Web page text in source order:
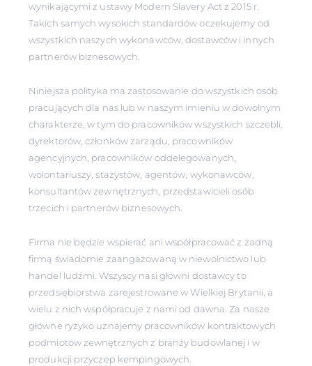
wynikającymi z ustawy Modern Slavery Act z 2015 r.
Takich samych wysokich standardów oczekujemy od
wszystkich naszych wykonawców, dostawców i innych
partnerów biznesowych.
Niniejsza polityka ma zastosowanie do wszystkich osób
pracujących dla nas lub w naszym imieniu w dowolnym
charakterze, w tym do pracowników wszystkich szczebli,
dyrektorów, członków zarządu, pracowników
agencyjnych, pracowników oddelegowanych,
wolontariuszy, stażystów, agentów, wykonawców,
konsultantów zewnętrznych, przedstawicieli osób
trzecich i partnerów biznesowych.
Firma nie będzie wspierać ani współpracować z żadną
firmą świadomie zaangażowaną w niewolnictwo lub
handel ludźmi. Wszyscy nasi główni dostawcy to
przedsiębiorstwa zarejestrowane w Wielkiej Brytanii, a
wielu z nich współpracuje z nami od dawna. Za nasze
główne ryzyko uznajemy pracowników kontraktowych
podmiotów zewnętrznych z branży budowlanej i w
produkcji przyczep kempingowych.